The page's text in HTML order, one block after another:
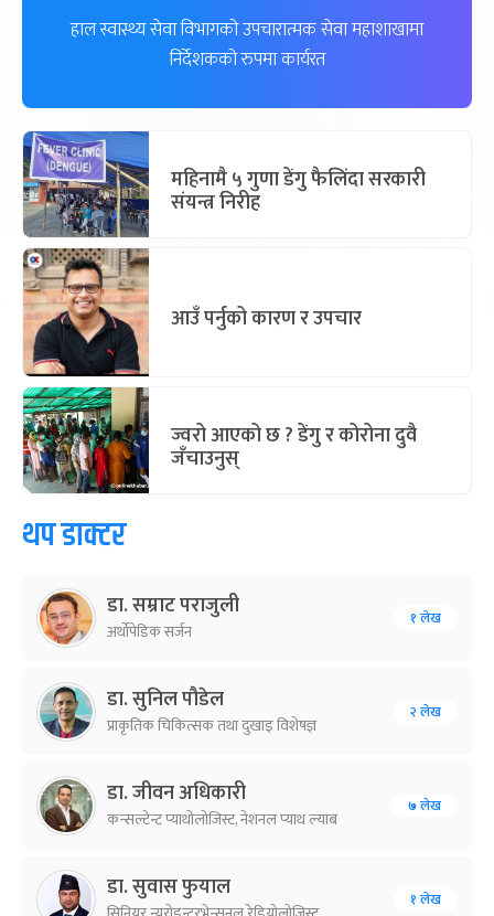
हाल स्वास्थ्य सेवा विभागको उपचारात्मक सेवा महाशाखामा
निर्देशकको रुपमा कार्यरत
महिनामै ५ गुणा डेंगु फैलिंदा सरकारी
संयन्त्र निरीह
आउँ पर्नुको कारण र उपचार
ज्वरो आएको छ ? डेंगु र कोरोना दुवै
जँचाउनुस्
थप डाक्टर
डा. सम्राट पराजुली
अर्थोपेडिक सर्जन
१ लेख
डा. सुनिल पौडेल
प्राकृतिक चिकित्सक तथा दुखाइ विशेषज्ञ
२ लेख
डा. जीवन अधिकारी
कन्सल्टेन्ट प्याथोलोजिस्ट, नेशनल प्याथ ल्याब
७ लेख
डा. सुवास फुयाल १ लेख